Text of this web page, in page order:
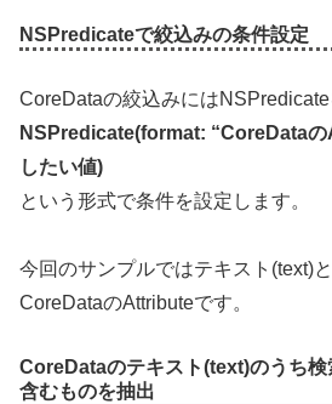
NSPredicateで絞込みの条件設定
CoreDataの絞込みにはNSPredicate
NSPredicate(format: “CoreData
したい値)
という形式で条件を設定します。
今回のサンプルではテキスト(text)
CoreDataのAttributeです。
CoreDataのテキスト(text)のうち
含むものを抽出